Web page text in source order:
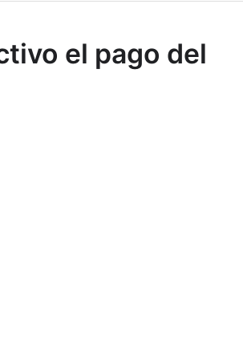
el pago del